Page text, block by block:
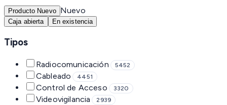
Producto Nuevo Nuevo
Caja abierta En existencia
Tipos
Radiocomunicación 5452
Cableado 4451
Control de Acceso 3320
Videovigilancia 2939